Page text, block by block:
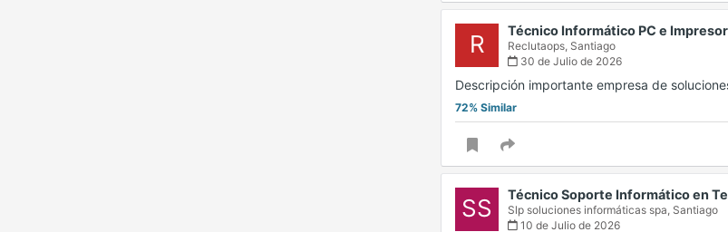
R Técnico Informático PC e
Reclutaops, Santiago
30 de Julio de 2026
Descripción importante empresa de
72% Similar
SS Técnico Soporte Informático en
Slp soluciones informáticas spa, Santiago
10 de Julio de 2026